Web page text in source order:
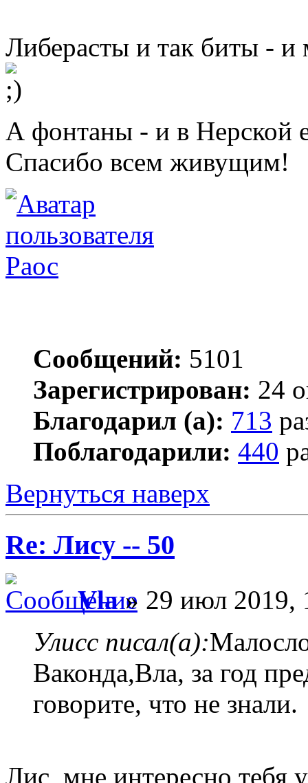
Либерасты и так биты - и
А фонтаны - и в Нерской
Спасибо всем живущим!
Раос
Сообщений: 5101
Зарегистрирован: 24
Благодарил (а): 713
Поблагодарили: 440
Вернуться наверх
Re: Лису -- 50
Vla» 29 июл 2019,
Улисс писал(а):
Ваконда,Вла, за год
говорите, что не знали.
Лис, мне интересно тебя